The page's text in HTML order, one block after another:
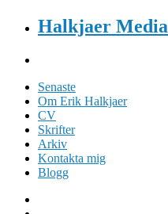
Halkjaer Media
Senaste
Om Erik Halkjaer
CV
Skrifter
Arkiv
Kontakta mig
Blogg